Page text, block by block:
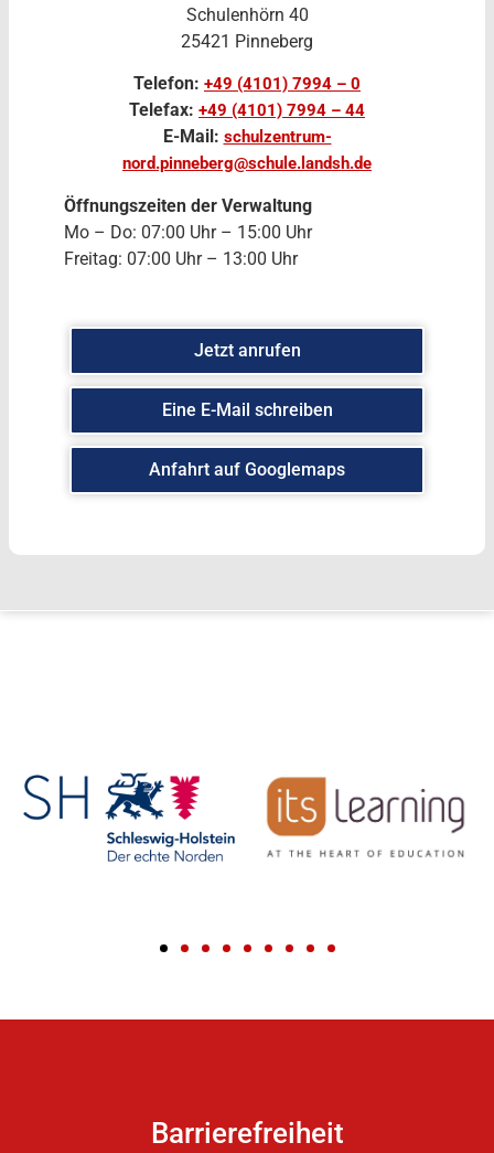
Schulenhörn 40
25421 Pinneberg
Telefon: +49 (4101) 7994 – 0
Telefax: +49 (4101) 7994 – 44
E-Mail: schulzentrum-
nord.pinneberg@schule.landsh.de
Öffnungszeiten der Verwaltung
Mo – Do: 07:00 Uhr – 15:00 Uhr
Freitag: 07:00 Uhr – 13:00 Uhr
Jetzt anrufen
Eine E-Mail schreiben
Anfahrt auf Googlemaps
Barrierefreiheit